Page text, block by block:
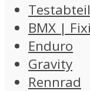
BMX |
Enduro
Gravity
Rennrad